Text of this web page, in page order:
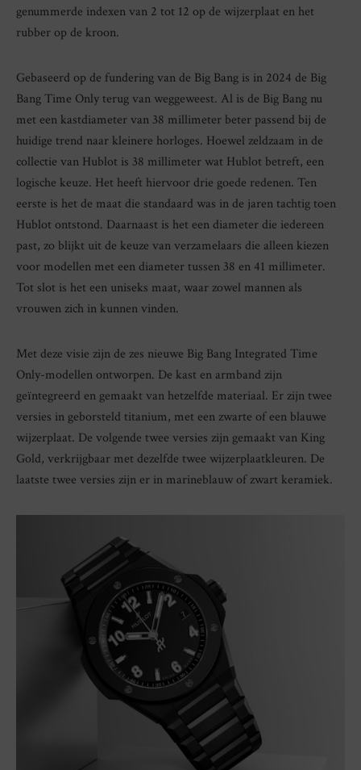
genummerde indexen van 2 tot 12 op de wijzerplaat en het
rubber op de kroon.
Gebaseerd op de fundering van de Big Bang is in 2024 de Big
Bang Time Only terug van weggeweest. Al is de Big Bang nu
met een kastdiameter van 38 millimeter beter passend bij de
huidige trend naar kleinere horloges. Hoewel zeldzaam in de
collectie van Hublot is 38 millimeter wat Hublot betreft, een
logische keuze. Het heeft hiervoor drie goede redenen. Ten
eerste is het de maat die standaard was in de jaren tachtig toen
Hublot ontstond. Daarnaast is het een diameter die iedereen
past, zo blijkt uit de keuze van verzamelaars die alleen kiezen
voor modellen met een diameter tussen 38 en 41 millimeter.
Tot slot is het een uniseks maat, waar zowel mannen als
vrouwen zich in kunnen vinden.
Met deze visie zijn de zes nieuwe Big Bang Integrated Time
Only-modellen ontworpen. De kast en armband zijn
geïntegreerd en gemaakt van hetzelfde materiaal. Er zijn twee
versies in geborsteld titanium, met een zwarte of een blauwe
wijzerplaat. De volgende twee versies zijn gemaakt van King
Gold, verkrijgbaar met dezelfde twee wijzerplaatkleuren. De
laatste twee versies zijn er in marineblauw of zwart keramiek.